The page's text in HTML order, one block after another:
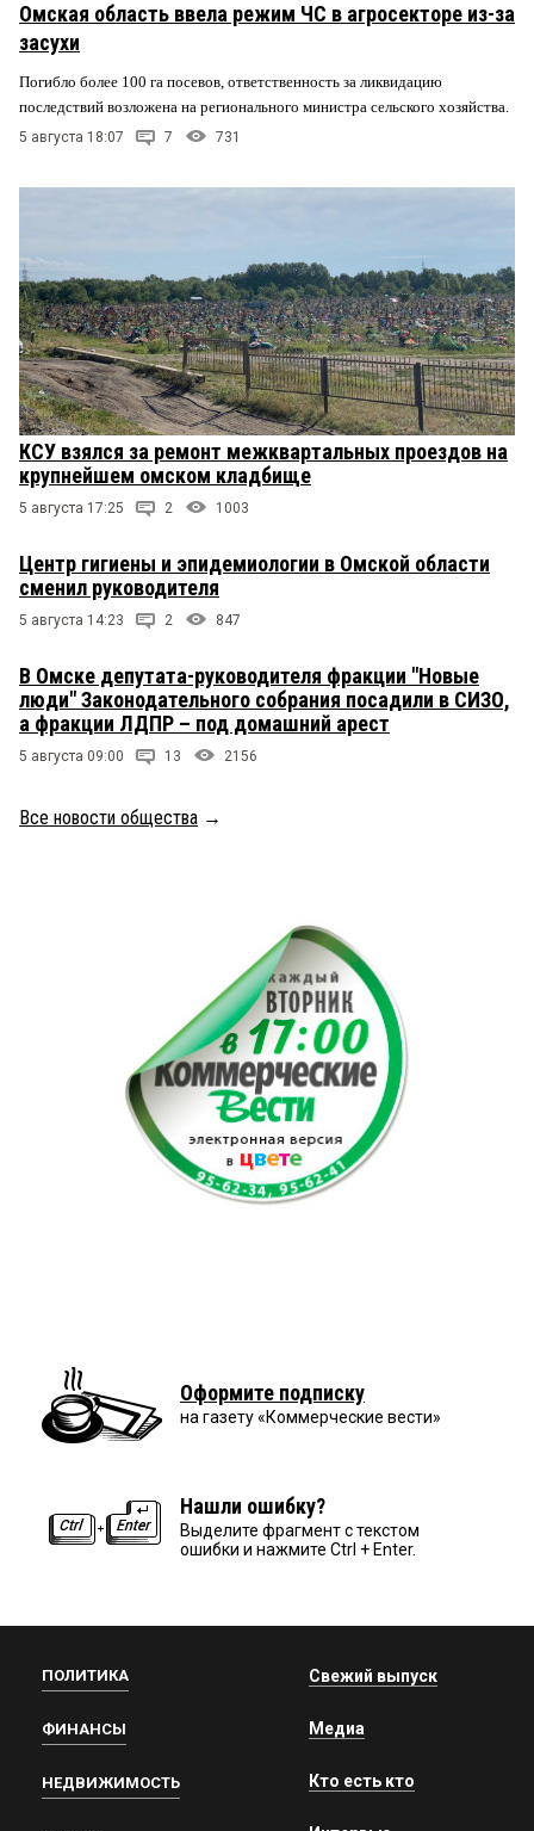
Омская область ввела режим ЧС в агросекторе из-за
засухи
Погибло более 100 га посевов, ответственность за ликвидацию
последствий возложена на регионального министра сельского хозяйства.
5 августа 18:07 7 731
КСУ взялся за ремонт межквартальных проездов на
крупнейшем омском кладбище
5 августа 17:25 2 1003
Центр гигиены и эпидемиологии в Омской области
сменил руководителя
5 августа 14:23 2 847
В Омске депутата-руководителя фракции "Новые
люди" Законодательного собрания посадили в СИЗО,
а фракции ЛДПР – под домашний арест
5 августа 09:00 13 2156
Все новости общества →
Оформите подписку
на газету «Коммерческие вести»
Нашли ошибку?
Выделите фрагмент с текстом
ошибки и нажмите Ctrl + Enter.
ПОЛИТИКА
ФИНАНСЫ
НЕДВИЖИМОСТЬ
Свежий выпуск
Медиа
Кто есть кто